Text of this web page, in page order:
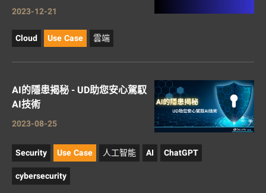
2023-12-21
Cloud Use Case 雲端
AI的隱患揭秘 - UD助您安心駕馭
AI技術
2023-08-25
Security Use Case 人工智能 AI
ChatGPT
cybersecurity